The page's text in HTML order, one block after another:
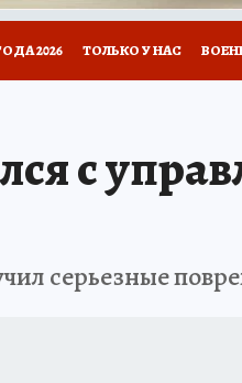
2026 ТОЛЬКО У НАС
с
серьезные